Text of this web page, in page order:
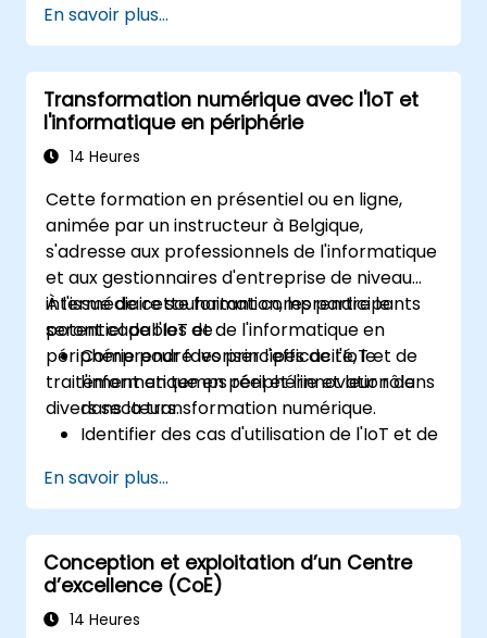
numérique dans les activités
professionnelles et personnelles.
Acquérir des connaissances en
écoconception pour des services
numériques durables.
Mettre en œuvre des pratiques
travail.
En savoir plus...
Transformation numérique avec l'IoT et
l'informatique en périphérie
14 Heures
Cette formation en présentiel ou en ligne,
animée par un instructeur à Belgique,
s'adresse aux professionnels de l'informatique
et aux gestionnaires d'entreprise de niveau
intermédiaire souhaitant comprendre le
potentiel de l'IoT et de l'informatique en
périphérie pour favoriser l'efficacité, le
traitement en temps réel et l'innovation dans
divers secteurs.
À l'issue de cette formation, les participants
seront capables de :
Comprendre les principes de l'IoT et de
l'informatique en périphérie et leur rôle
dans la transformation numérique.
Identifier des cas d'utilisation de l'IoT et de
secteurs de la fabrication, de la logistique
et de l'énergie.
Distinguer entre les architectures et les
scénarios de déploiement de
l'informatique en périphérie et du cloud
computing.
En savoir plus...
Conception et exploitation d’un Centre
d’excellence (CoE)
14 Heures